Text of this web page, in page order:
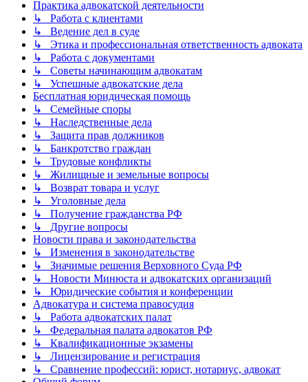
Практика адвокатской деятельности
↳ Работа с клиентами
↳ Ведение дел в суде
↳ Этика и профессиональная ответственность адвоката
↳ Работа с документами
↳ Советы начинающим адвокатам
↳ Успешные адвокатские дела
Бесплатная юридическая помощь
↳ Семейные споры
↳ Наследственные дела
↳ Защита прав должников
↳ Банкротство граждан
↳ Трудовые конфликты
↳ Жилищные и земельные вопросы
↳ Возврат товара и услуг
↳ Уголовные дела
↳ Получение гражданства РФ
↳ Другие вопросы
Новости права и законодательства
↳ Изменения в законодательстве
↳ Значимые решения Верховного Суда РФ
↳ Новости Минюста и адвокатских организаций
↳ Юридические события и конференции
Адвокатура и система правосудия
↳ Работа адвокатских палат
↳ Федеральная палата адвокатов РФ
↳ Квалификационные экзамены
↳ Лицензирование и регистрация
↳ Сравнение профессий: юрист, нотариус, адвокат